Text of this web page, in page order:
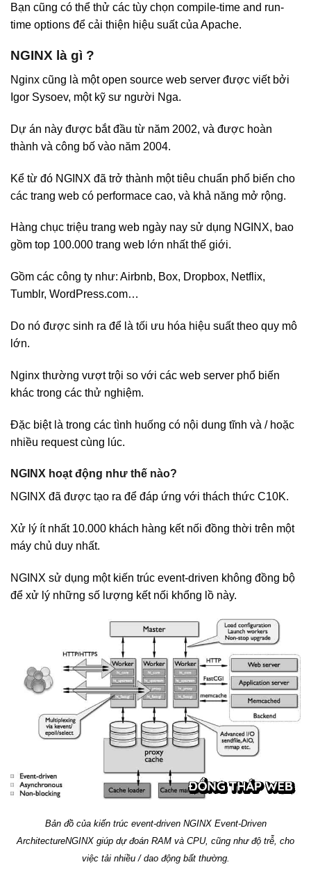
Bạn cũng có thể thử các tùy chọn compile-time and run-
time options để cải thiện hiệu suất của Apache.
NGINX là gì ?
Nginx cũng là một open source web server được viết bởi
Igor Sysoev, một kỹ sư người Nga.
Dự án này được bắt đầu từ năm 2002, và được hoàn
thành và công bố vào năm 2004.
Kể từ đó NGINX đã trở thành một tiêu chuẩn phổ biến cho
các trang web có performace cao, và khả năng mở rộng.
Hàng chục triệu trang web ngày nay sử dụng NGINX, bao
gồm top 100.000 trang web lớn nhất thế giới.
Gồm các công ty như: Airbnb, Box, Dropbox, Netflix,
Tumblr, WordPress.com…
Do nó được sinh ra để là tối ưu hóa hiệu suất theo quy mô
lớn.
Nginx thường vượt trội so với các web server phổ biến
khác trong các thử nghiệm.
Đặc biệt là trong các tình huống có nội dung tĩnh và / hoặc
nhiều request cùng lúc.
NGINX hoạt động như thế nào?
NGINX đã được tạo ra để đáp ứng với thách thức C10K.
Xử lý ít nhất 10.000 khách hàng kết nối đồng thời trên một
máy chủ duy nhất.
NGINX sử dụng một kiến trúc event-driven không đồng bộ
để xử lý những số lượng kết nối khổng lồ này.
Bản đồ của kiến trúc event-driven NGINX Event-Driven
ArchitectureNGINX giúp dự đoán RAM và CPU, cũng như độ trễ, cho
việc tải nhiều / dao động bất thường.